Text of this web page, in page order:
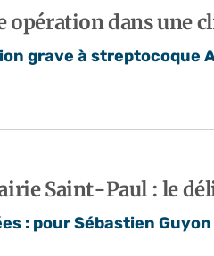
opération dans une
grave à streptocoque
Saint-Paul : le
: pour Sébastien